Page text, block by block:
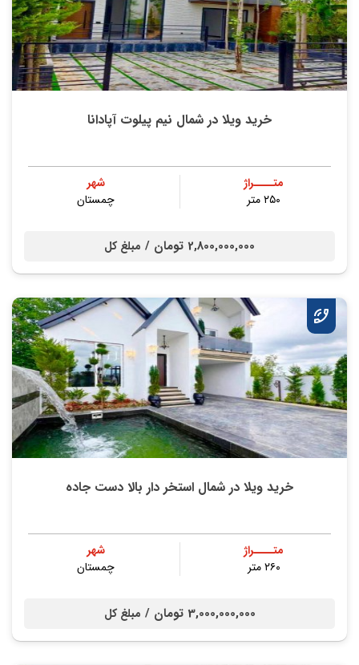
خرید ویلا در شمال نیم پیلوت آپادانا
متــــراژ
۲۵۰ متر
شهر
چمستان
2,800,000,000 تومان / مبلغ کل
خرید ویلا در شمال استخر دار بالا دست جاده
متــــراژ
۲۶۰ متر
شهر
چمستان
3,000,000,000 تومان / مبلغ کل